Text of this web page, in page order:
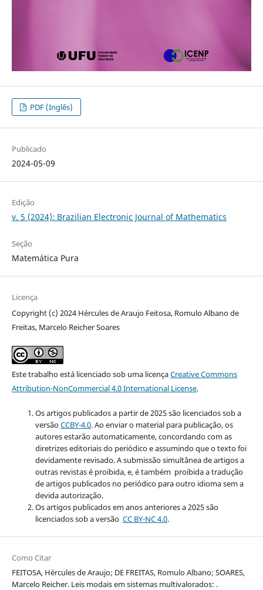
PDF (Inglês)
Publicado
2024-05-09
Edição
v. 5 (2024): Brazilian Electronic Journal of Mathematics
Seção
Matemática Pura
Licença
Copyright (c) 2024 Hércules de Araujo Feitosa, Romulo Albano de
Freitas, Marcelo Reicher Soares
Este trabalho está licenciado sob uma licençaCreative Commons
Attribution-NonCommercial 4.0 International License.
Os artigos publicados a partir de 2025 são licenciados sob a
versãoCCBY-4.0. Ao enviar o material para publicação, os
autores estarão automaticamente, concordando com as
diretrizes editoriais do periódico e assumindo que o texto foi
devidamente revisado. A submissão simultânea de artigos a
outras revistas é proibida, e, é também proibida a tradução
de artigos publicados no periódico para outro idioma sem a
devida autorização.
Os artigos publicados em anos anteriores a 2025 são
licenciados sob a versão CC BY-NC 4.0.
Como Citar
FEITOSA, Hércules de Araujo; DE FREITAS, Romulo Albano; SOARES,
Marcelo Reicher. Leis modais em sistemas multivalorados: .